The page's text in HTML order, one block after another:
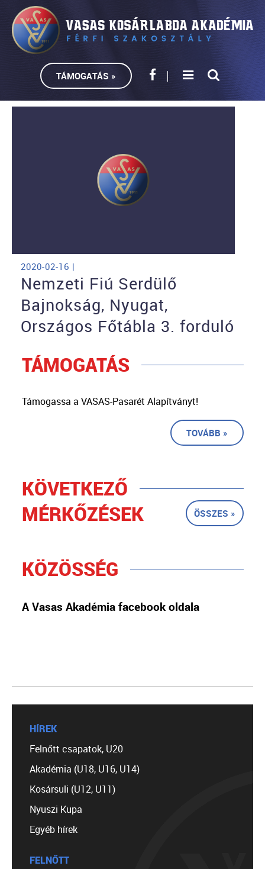
TÁMOGATÁS »
2020-02-16 |
Nemzeti Fiú Serdülő
Bajnokság, Nyugat,
Országos Főtábla 3. forduló
TÁMOGATÁS
Támogassa a VASAS-Pasarét Alapítványt!
TOVÁBB »
KÖVETKEZŐ
MÉRKŐZÉSEK
ÖSSZES »
KÖZÖSSÉG
A Vasas Akadémia facebook oldala
HÍREK
Felnőtt csapatok, U20
Akadémia (U18, U16, U14)
Kosársuli (U12, U11)
Nyuszi Kupa
Egyéb hírek
FELNŐTT